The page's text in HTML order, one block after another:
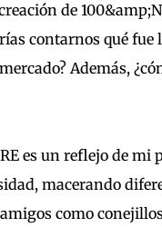
de
contarnos qué
Además,
es un reflejo de mi
macerando
como